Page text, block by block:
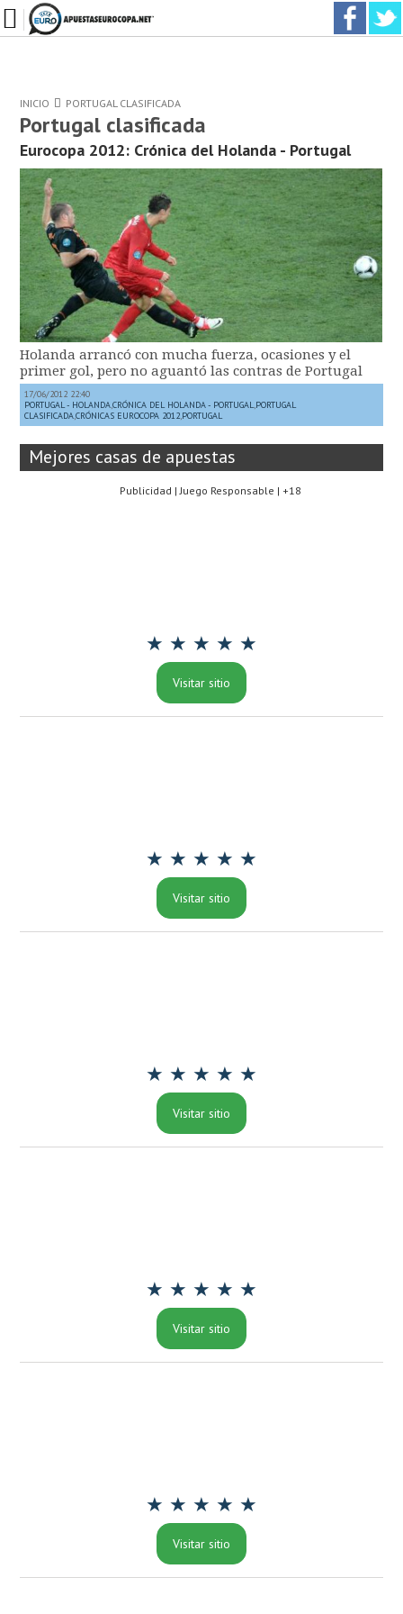
INICIO PORTUGAL CLASIFICADA
Portugal clasificada
Eurocopa 2012: Crónica del Holanda - Portugal
Holanda arrancó con mucha fuerza, ocasiones y el
primer gol, pero no aguantó las contras de Portugal
17/06/2012 22:40
PORTUGAL - HOLANDA,CRÓNICA DEL HOLANDA - PORTUGAL PORTUGAL
CLASIFICADA,CRÓNICAS EUROCOPA 2012 PORTUGAL
Mejores casas de apuestas
Publicidad | Juego Responsable | +18
★ ★ ★ ★ ★
Visitar sitio
★ ★ ★ ★ ★
Visitar sitio
★ ★ ★ ★ ★
Visitar sitio
★ ★ ★ ★ ★
Visitar sitio
★ ★ ★ ★ ★
Visitar sitio